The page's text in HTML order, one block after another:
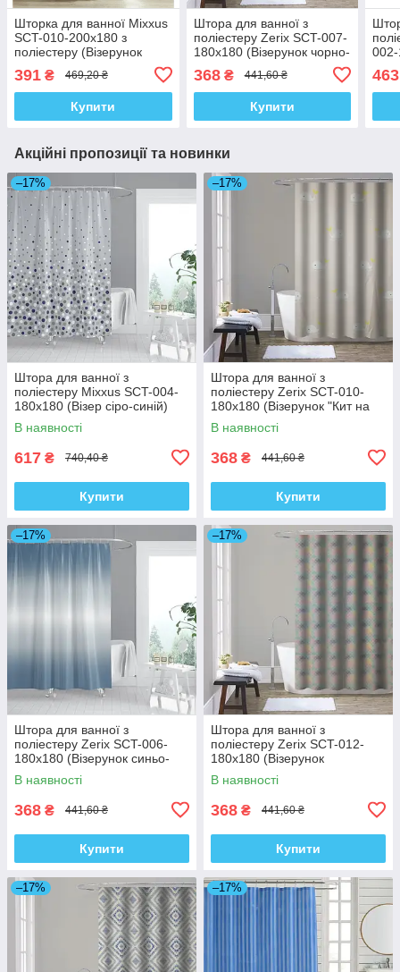
Шторка для ванної Mixxus
SCT-010-200x180 з
поліестеру (Візерунок
"Зигзаг" білий) (AC3580)
391 ₴ 469,20 ₴
Купити
Штора для ванної з
поліестеру Zerix SCT-007-
180x180 (Візерунок чорно-
368₴ 441,60 ₴
Купити
002-
463
Акційні пропозиції та новинки
–17%
Штора для ванної з
поліестеру Mixxus SCT-004-
180x180 (Візер сіро-синій)
(AC0652)
В наявності
617 ₴ 740,40 ₴
Купити
–17%
Штора для ванної з
поліестеру Zerix SCT-010-
180x180 (Візерунок "Кит на
бежевому тлі") (ZX4983)
В наявності
368 ₴ 441,60 ₴
Купити
–17%
Штора для ванної з
поліестеру Zerix SCT-006-
180x180 (Візерунок синьо-
білий) (ZX4990)
В наявності
368 ₴ 441,60 ₴
Купити
–17%
Штора для ванної з
поліестеру Zerix SCT-012-
180x180 (Візерунок
"Райдуга") (ZX4981)
В наявності
368 ₴ 441,60 ₴
Купити
–17% –17%